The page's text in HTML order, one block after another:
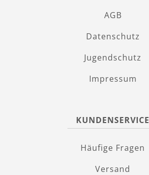
AGB
Datenschutz
Jugendschutz
Impressum
KUNDENSERVICE
Häufige Fragen
Versand